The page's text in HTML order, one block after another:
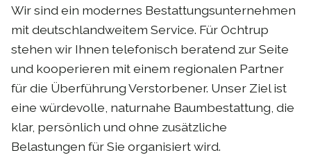
Wir sind ein modernes Bestattungsunternehmen
mit deutschlandweitem Service. Für Ochtrup
stehen wir Ihnen telefonisch beratend zur Seite
und kooperieren mit einem regionalen Partner
für die Überführung Verstorbener. Unser Ziel ist
eine würdevolle, naturnahe Baumbestattung, die
klar, persönlich und ohne zusätzliche
Belastungen für Sie organisiert wird.